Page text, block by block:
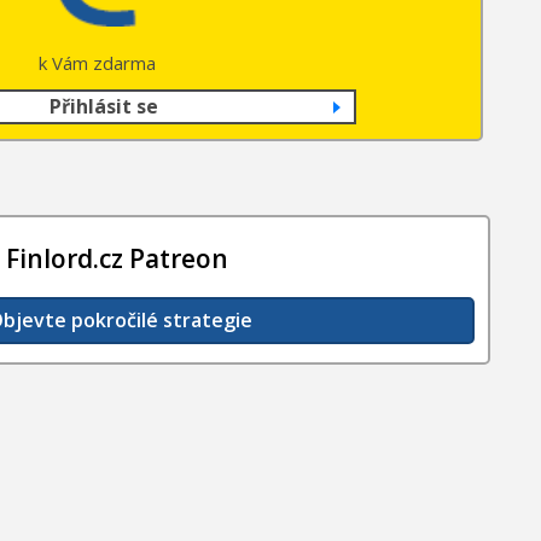
k Vám zdarma
Přihlásit se
Finlord.cz Patreon
pokročilé strategie